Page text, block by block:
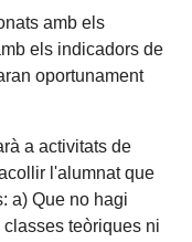
amb els
els indicadors de
oportunament
a activitats de
l'alumnat que
a) Que no hagi
teòriques ni